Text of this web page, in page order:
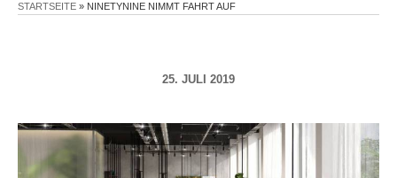
STARTSEITE » NINETYNINE NIMMT FAHRT AUF
25. JULI 2019